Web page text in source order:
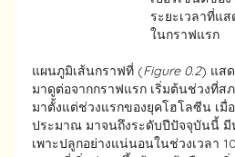
ระยะเวลาที่แส
ในกราฟแรก
แผนภูมิเส้นกราฟที่ (Figure 0.2) แสด
มาดูต่อจากกราฟแรก เริ่มต้นช่วงที่ส
มาตั้งแต่ช่วงแรกของยุคโฮโลซีน เมื่
ประมาณ มาจนถึงระดับปีปัจจุบันนี้ มี
เพาะปลูกอย่างแน่นอนในช่วงเวลา